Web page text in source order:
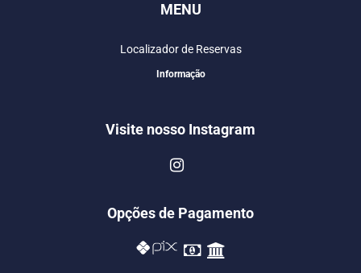
MENU
Localizador de Reservas
Informação
Visite nosso Instagram
Opções de Pagamento